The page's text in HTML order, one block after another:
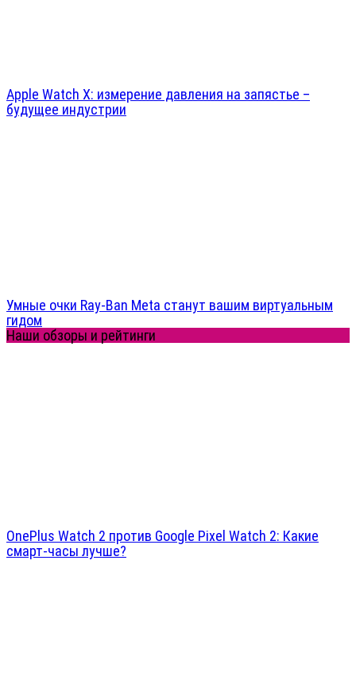
Apple Watch X: измерение давления на запястье –
будущее индустрии
Умные очки Ray-Ban Meta станут вашим виртуальным
гидом
Наши обзоры и рейтинги
OnePlus Watch 2 против Google Pixel Watch 2: Какие
смарт-часы лучше?